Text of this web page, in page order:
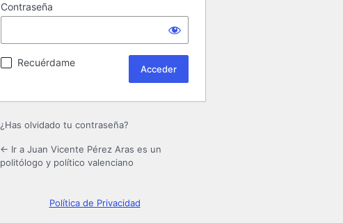
Contraseña
Recuérdame
¿Has olvidado tu contraseña?
← Ir a Juan Vicente Pérez Aras es un
politólogo y político valenciano
Política de Privacidad